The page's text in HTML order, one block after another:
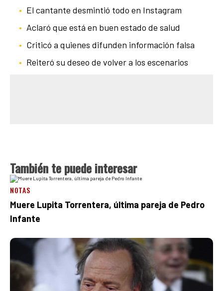
El cantante desmintió todo en Instagram
Aclaró que está en buen estado de salud
Criticó a quienes difunden información falsa
Reiteró su deseo de volver a los escenarios
También te puede interesar
NOTAS
Muere Lupita Torrentera, última pareja de Pedro
Infante